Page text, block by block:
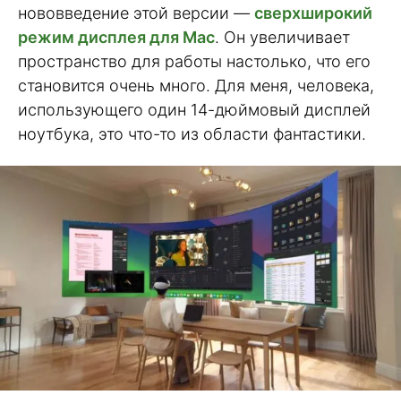
нововведение этой версии — сверхширокий
режим дисплея для Mac. Он увеличивает
пространство для работы настолько, что его
становится очень много. Для меня, человека,
использующего один 14-дюймовый дисплей
ноутбука, это что-то из области фантастики.